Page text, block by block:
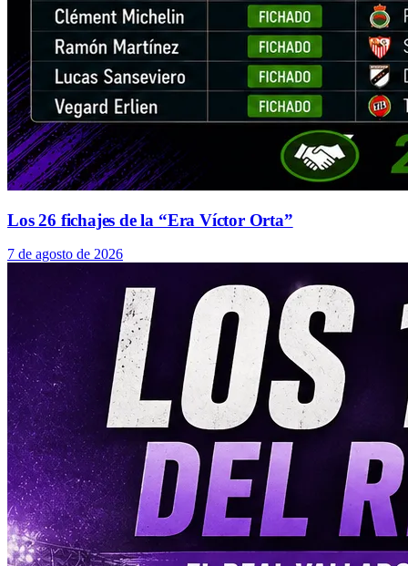
Los 26 fichajes de la “Era Víctor Orta”
7 de agosto de 2026